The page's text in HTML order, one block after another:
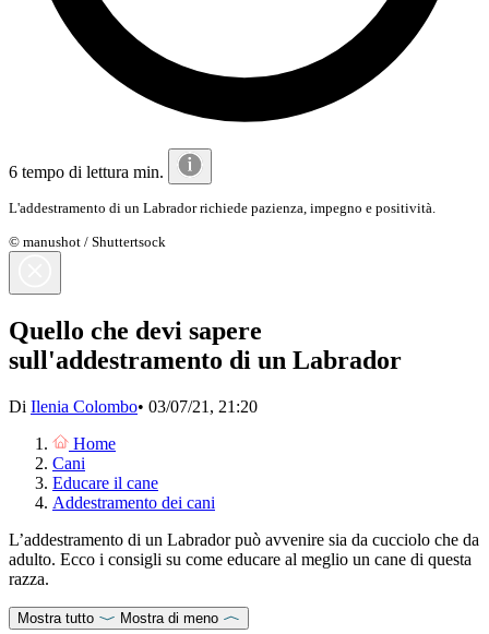
6 tempo di lettura min.
L'addestramento di un Labrador richiede pazienza, impegno e positività.
© manushot / Shuttertsock
Quello che devi sapere
sull'addestramento di un Labrador
Di Ilenia Colombo• 03/07/21, 21:20
Home
Cani
Educare il cane
Addestramento dei cani
L’addestramento di un Labrador può avvenire sia da cucciolo che da
adulto. Ecco i consigli su come educare al meglio un cane di questa
razza.
Mostra tutto Mostra di meno